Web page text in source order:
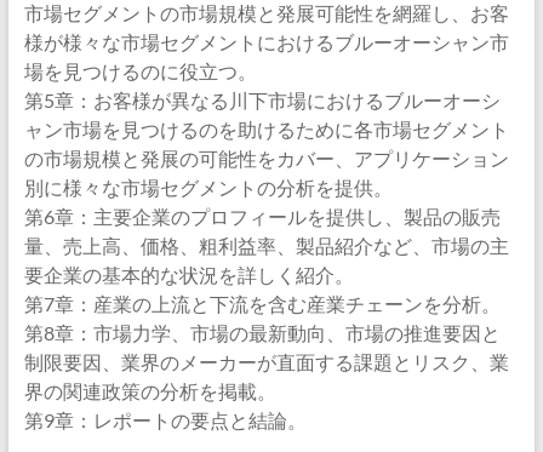
市場セグメントの市場規模と発展可能性を網羅し、お客
様が様々な市場セグメントにおけるブルーオーシャン市
場を見つけるのに役立つ。
第5章：お客様が異なる川下市場におけるブルーオーシ
ャン市場を見つけるのを助けるために各市場セグメント
の市場規模と発展の可能性をカバー、アプリケーション
別に様々な市場セグメントの分析を提供。
第6章：主要企業のプロフィールを提供し、製品の販売
量、売上高、価格、粗利益率、製品紹介など、市場の主
要企業の基本的な状況を詳しく紹介。
第7章：産業の上流と下流を含む産業チェーンを分析。
第8章：市場力学、市場の最新動向、市場の推進要因と
制限要因、業界のメーカーが直面する課題とリスク、業
界の関連政策の分析を掲載。
第9章：レポートの要点と結論。